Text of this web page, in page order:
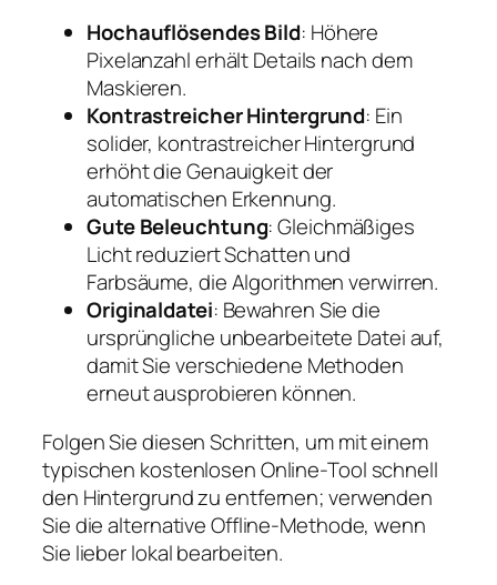
Hochauflösendes Bild: Höhere
Pixelanzahl erhält Details nach dem
Maskieren.
Kontrastreicher Hintergrund: Ein
solider, kontrastreicher Hintergrund
erhöht die Genauigkeit der
automatischen Erkennung.
Gute Beleuchtung: Gleichmäßiges
Licht reduziert Schatten und
Farbsäume, die Algorithmen verwirren.
Originaldatei: Bewahren Sie die
ursprüngliche unbearbeitete Datei auf,
damit Sie verschiedene Methoden
erneut ausprobieren können.
Folgen Sie diesen Schritten, um mit einem
typischen kostenlosen Online-Tool schnell
den Hintergrund zu entfernen; verwenden
Sie die alternative Offline-Methode, wenn
Sie lieber lokal bearbeiten.